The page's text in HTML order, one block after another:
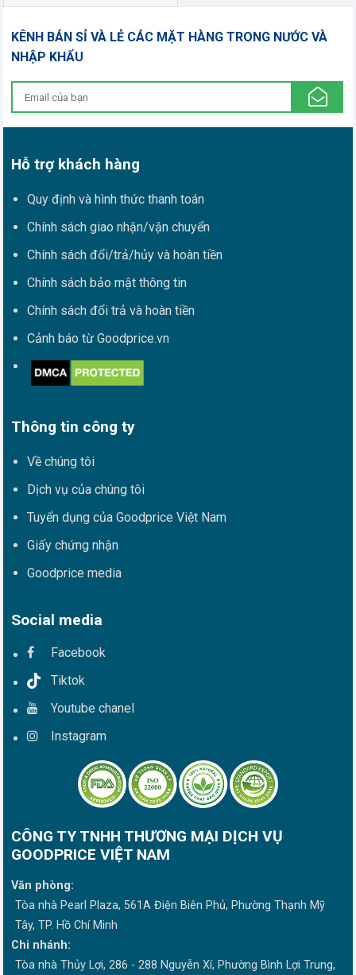
KÊNH BÁN SỈ VÀ LẺ CÁC MẶT HÀNG TRONG NƯỚC VÀ
NHẬP KHẨU
Hỗ trợ khách hàng
Quy định và hình thức thanh toán
Chính sách giao nhận/vận chuyển
Chính sách đổi/trả/hủy và hoàn tiền
Chính sách bảo mật thông tin
Chính sách đổi trả và hoàn tiền
Cảnh báo từ Goodprice.vn
Thông tin công ty
Về chúng tôi
Dịch vụ của chúng tôi
Tuyển dụng của Goodprice Việt Nam
Giấy chứng nhận
Goodprice media
Social media
Facebook
Tiktok
Youtube chanel
Instagram
CÔNG TY TNHH THƯƠNG MẠI DỊCH VỤ
GOODPRICE VIỆT NAM
Văn phòng:
Tòa nhà Pearl Plaza, 561A Điện Biên Phủ, Phường Thạnh Mỹ
Tây, TP. Hồ Chí Minh
Chi nhánh:
Tòa nhà Thủy Lợi, 286 - 288 Nguyễn Xí, Phường Bình Lợi Trung,